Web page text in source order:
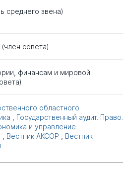
среднего звена)
(член совета)
финансам и мировой
областного
Государственный аудит. Право.
и управление:
Вестник АКСОР
Вестник